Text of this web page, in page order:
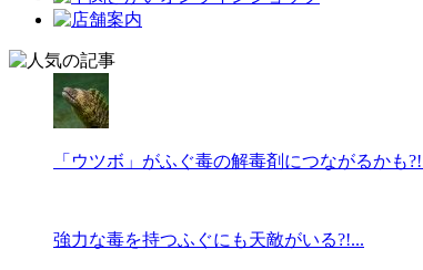
「ウツボ」がふぐ毒の解毒剤につながるかも
強力な毒を持つふぐにも天敵がいる?!...